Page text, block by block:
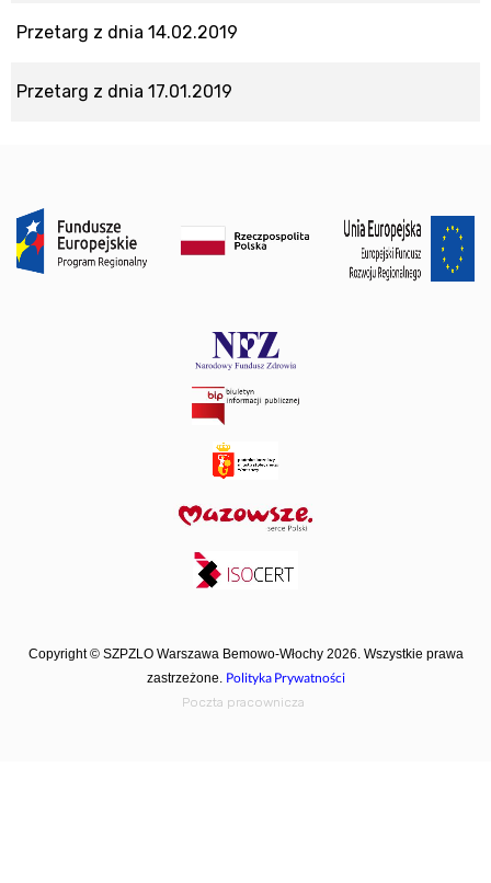
Przetarg z dnia 14.02.2019
Przetarg z dnia 17.01.2019
Copyright © SZPZLO Warszawa Bemowo-Włochy 2026. Wszystkie prawa
zastrzeżone. Polityka Prywatności
Poczta pracownicza